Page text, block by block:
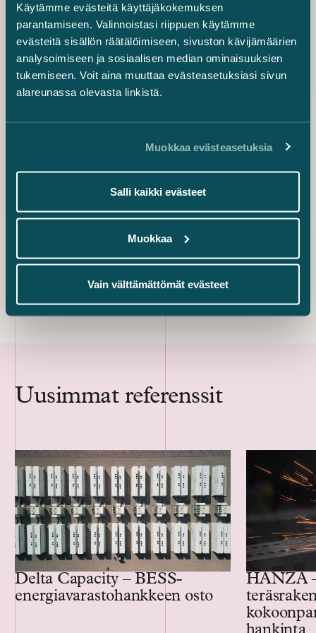
Käytämme evästeitä käyttäjäkokemuksen
parantamiseen. Valinnoistasi riippuen käytämme
evästeitä sisällön räätälöimiseen, sivuston kävijämäärien
analysoimiseen ja sosiaalisen median ominaisuuksien
tukemiseen. Voit aina muuttaa evästeasetuksiasi sivun
alareunassa olevasta linkistä.
Muokkaa evästeasetuksia
Salli kaikki evästeet
Muokkaa
Vain välttämättömät evästeet
+358 40 026 1109
salla.koskela@castren.fi
Ville Kukkonen
Senior Associate
ville.kukkonen@castren.fi
Werner Laitinen
Associate
+358 20 776 5132
Samuli Salminen
Senior Associate
samuli.salminen@castren.fi
Uusimmat referenssit
Delta Capacity – BESS-
energiavarastohankkeen osto
HANZA